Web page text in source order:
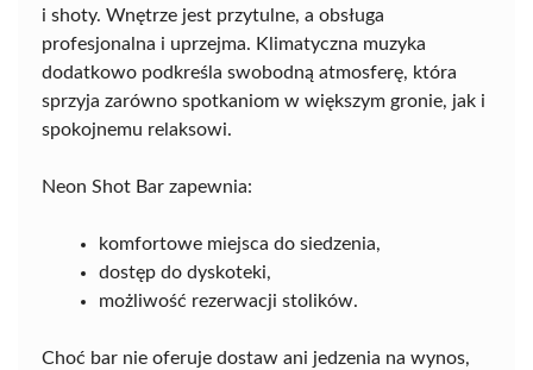
i shoty. Wnętrze jest przytulne, a obsługa
profesjonalna i uprzejma. Klimatyczna muzyka
dodatkowo podkreśla swobodną atmosferę, która
sprzyja zarówno spotkaniom w większym gronie, jak i
spokojnemu relaksowi.
Neon Shot Bar zapewnia:
komfortowe miejsca do siedzenia,
dostęp do dyskoteki,
możliwość rezerwacji stolików.
Choć bar nie oferuje dostaw ani jedzenia na wynos,